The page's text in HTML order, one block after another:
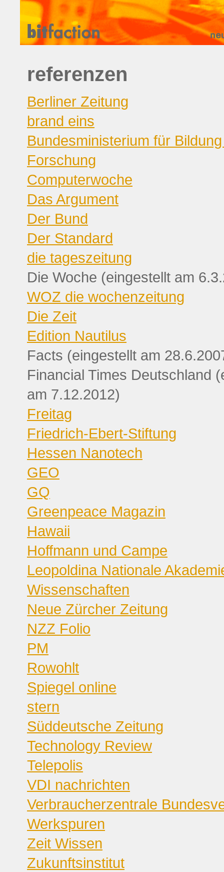
referenzen
Berliner Zeitung
brand eins
Bundesministerium für
Forschung
Computerwoche
Das Argument
Der Bund
Der Standard
die tageszeitung
Die Woche (eingestellt am
WOZ die wochenzeitung
Die Zeit
Edition Nautilus
Facts (eingestellt am
Financial Times Deutschland
am 7.12.2012)
Freitag
Friedrich-Ebert-Stiftung
Hessen Nanotech
GEO
GQ
Greenpeace Magazin
Hawaii
Hoffmann und Campe
Leopoldina Nationale
Wissenschaften
Neue Zürcher Zeitung
NZZ Folio
PM
Rowohlt
Spiegel online
stern
Süddeutsche Zeitung
Technology Review
Telepolis
VDI nachrichten
Verbraucherzentrale
Werkspuren
Zeit Wissen
Zukunftsinstitut